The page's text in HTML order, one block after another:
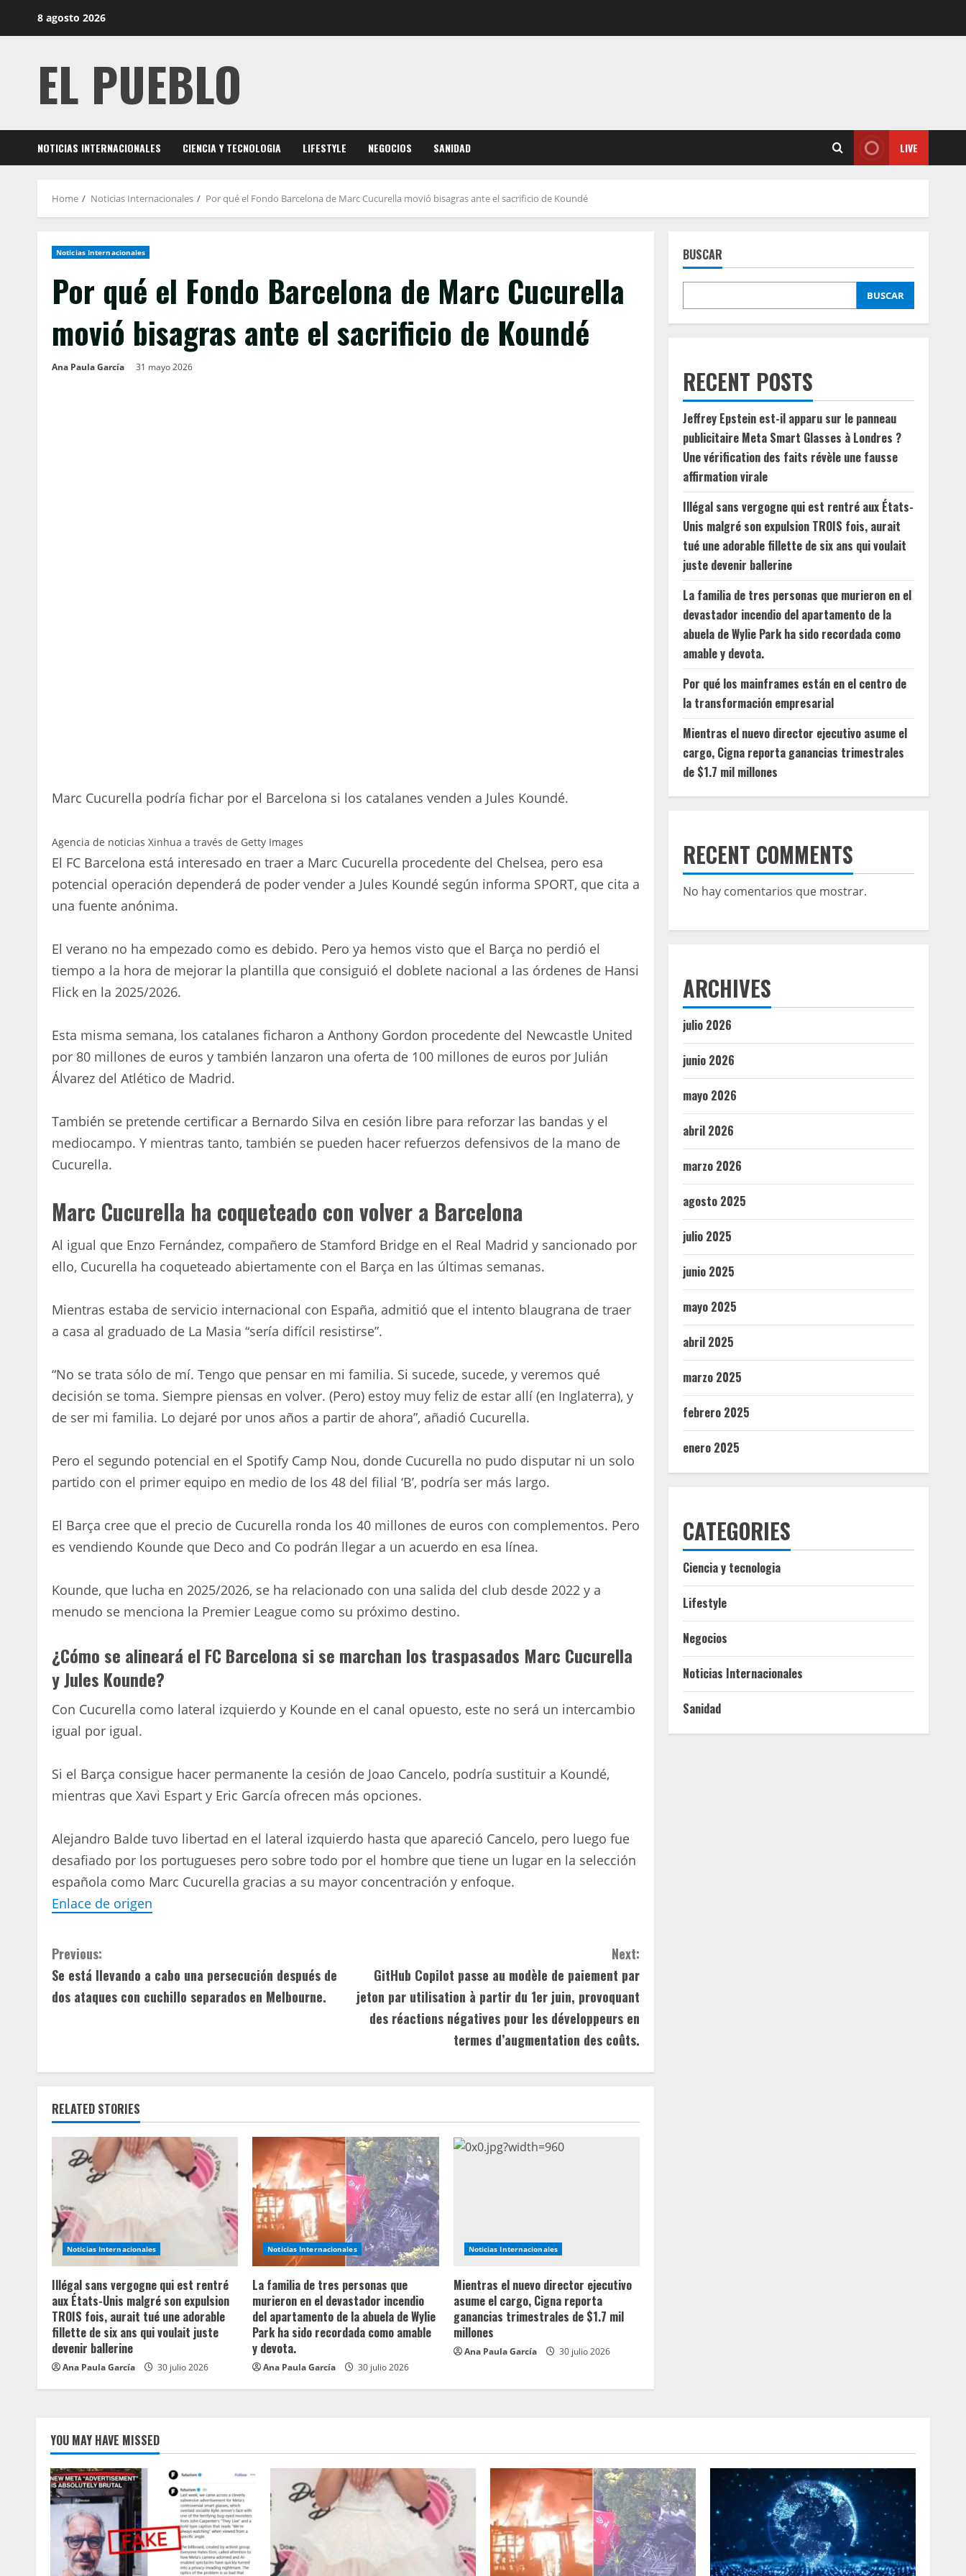
8 agosto 2026
EL PUEBLO
NOTICIAS INTERNACIONALES CIENCIA Y TECNOLOGIA LIFESTYLE NEGOCIOS SANIDAD LIVE
Home Noticias Internacionales Por qué el Fondo Barcelona de Marc Cucurella movió bisagras ante el sacrificio de Koundé
Noticias Internacionales
Por qué el Fondo Barcelona de Marc Cucurella
movió bisagras ante el sacrificio de Koundé
Ana Paula García 31 mayo 2026
Marc Cucurella podría fichar por el Barcelona si los catalanes venden a Jules Koundé.
Agencia de noticias Xinhua a través de Getty Images
El FC Barcelona está interesado en traer a Marc Cucurella procedente del Chelsea, pero esa
potencial operación dependerá de poder vender a Jules Koundé según informa SPORT, que cita a
una fuente anónima.
El verano no ha empezado como es debido. Pero ya hemos visto que el Barça no perdió el
tiempo a la hora de mejorar la plantilla que consiguió el doblete nacional a las órdenes de Hansi
Flick en la 2025/2026.
Esta misma semana, los catalanes ficharon a Anthony Gordon procedente del Newcastle United
por 80 millones de euros y también lanzaron una oferta de 100 millones de euros por Julián
Álvarez del Atlético de Madrid.
También se pretende certificar a Bernardo Silva en cesión libre para reforzar las bandas y el
mediocampo. Y mientras tanto, también se pueden hacer refuerzos defensivos de la mano de
Cucurella.
Marc Cucurella ha coqueteado con volver a Barcelona
Al igual que Enzo Fernández, compañero de Stamford Bridge en el Real Madrid y sancionado por
ello, Cucurella ha coqueteado abiertamente con el Barça en las últimas semanas.
Mientras estaba de servicio internacional con España, admitió que el intento blaugrana de traer
a casa al graduado de La Masia “sería difícil resistirse”.
“No se trata sólo de mí. Tengo que pensar en mi familia. Si sucede, sucede, y veremos qué
decisión se toma. Siempre piensas en volver. (Pero) estoy muy feliz de estar allí (en Inglaterra), y
de ser mi familia. Lo dejaré por unos años a partir de ahora”, añadió Cucurella.
Pero el segundo potencial en el Spotify Camp Nou, donde Cucurella no pudo disputar ni un solo
partido con el primer equipo en medio de los 48 del filial ‘B’, podría ser más largo.
El Barça cree que el precio de Cucurella ronda los 40 millones de euros con complementos. Pero
es vendiendo Kounde que Deco and Co podrán llegar a un acuerdo en esa línea.
Kounde, que lucha en 2025/2026, se ha relacionado con una salida del club desde 2022 y a
menudo se menciona la Premier League como su próximo destino.
¿Cómo se alineará el FC Barcelona si se marchan los traspasados ​​Marc Cucurella
y Jules Kounde?
Con Cucurella como lateral izquierdo y Kounde en el canal opuesto, este no será un intercambio
igual por igual.
Si el Barça consigue hacer permanente la cesión de Joao Cancelo, podría sustituir a Koundé,
mientras que Xavi Espart y Eric García ofrecen más opciones.
Alejandro Balde tuvo libertad en el lateral izquierdo hasta que apareció Cancelo, pero luego fue
desafiado por los portugueses pero sobre todo por el hombre que tiene un lugar en la selección
española como Marc Cucurella gracias a su mayor concentración y enfoque.
Enlace de origen
C
o
i
n
u
e
R
e
a
d
i
n
g
Previous:
Se está llevando a cabo una persecución después de
dos ataques con cuchillo separados en Melbourne.
Next:
GitHub Copilot passe au modèle de paiement par
jeton par utilisation à partir du 1er juin, provoquant
des réactions négatives pour les développeurs en
termes d’augmentation des coûts.
RELATED STORIES
Noticias Internacionales
Illégal sans vergogne qui est rentré
aux États-Unis malgré son expulsion
TROIS fois, aurait tué une adorable
fillette de six ans qui voulait juste
devenir ballerine
Ana Paula García 30 julio 2026
Noticias Internacionales
La familia de tres personas que
murieron en el devastador incendio
del apartamento de la abuela de Wylie
Park ha sido recordada como amable
y devota.
Ana Paula García 30 julio 2026
Noticias Internacionales
Mientras el nuevo director ejecutivo
asume el cargo, Cigna reporta
ganancias trimestrales de $1.7 mil
millones
Ana Paula García 30 julio 2026
BUSCAR
BUSCAR
RECENT POSTS
Jeffrey Epstein est-il apparu sur le panneau
publicitaire Meta Smart Glasses à Londres ?
Une vérification des faits révèle une fausse
affirmation virale
Illégal sans vergogne qui est rentré aux États-
Unis malgré son expulsion TROIS fois, aurait
tué une adorable fillette de six ans qui voulait
juste devenir ballerine
La familia de tres personas que murieron en el
devastador incendio del apartamento de la
abuela de Wylie Park ha sido recordada como
amable y devota.
Por qué los mainframes están en el centro de
la transformación empresarial
Mientras el nuevo director ejecutivo asume el
cargo, Cigna reporta ganancias trimestrales
de $1.7 mil millones
RECENT COMMENTS
No hay comentarios que mostrar.
ARCHIVES
julio 2026
junio 2026
mayo 2026
abril 2026
marzo 2026
agosto 2025
julio 2025
junio 2025
mayo 2025
abril 2025
marzo 2025
febrero 2025
enero 2025
CATEGORIES
Ciencia y tecnologia
Lifestyle
Negocios
Noticias Internacionales
Sanidad
YOU MAY HAVE MISSED